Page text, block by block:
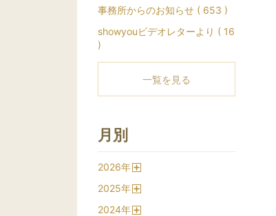
事務所からのお知らせ ( 653 )
showyouビデオレターより ( 16
)
一覧を見る
月別
2026年
2025年
2024年